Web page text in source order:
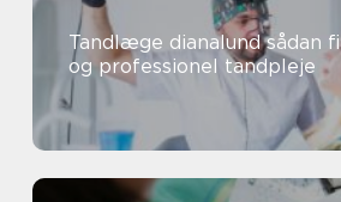
Tandlæge dianalund sådan finder du tryg
og professionel tandpleje